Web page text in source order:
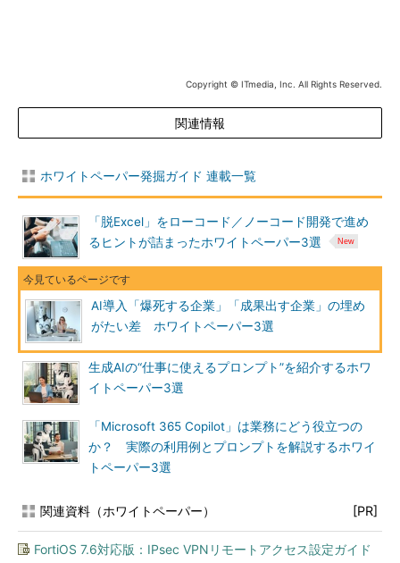
Copyright © ITmedia, Inc. All Rights Reserved.
関連情報
ホワイトペーパー発掘ガイド 連載一覧
「脱Excel」をローコード／ノーコード開発で進め
るヒントが詰まったホワイトペーパー3選
AI導入「爆死する企業」「成果出す企業」の埋め
がたい差 ホワイトペーパー3選
生成AIの“仕事に使えるプロンプト”を紹介するホワ
イトペーパー3選
「Microsoft 365 Copilot」は業務にどう役立つの
か？ 実際の利用例とプロンプトを解説するホワイ
トペーパー3選
関連資料（ホワイトペーパー） [PR]
FortiOS 7.6対応版：IPsec VPNリモートアクセス設定ガイド